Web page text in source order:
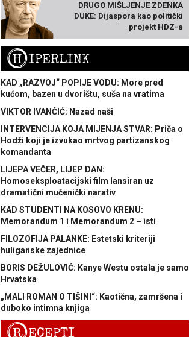
DRUGO MIŠLJENJE ZDENKA
DUKE: Dijaspora kao politički
projekt HDZ-a
HIPERLINK
KAD „RAZVOJ“ POPIJE VODU: More pred
kućom, bazen u dvorištu, suša na vratima
VIKTOR IVANČIĆ: Nazad naši
INTERVENCIJA KOJA MIJENJA STVAR: Priča o
Hodži koji je izvukao mrtvog partizanskog
komandanta
LIJEPA VEČER, LIJEP DAN:
Homoseksploatacijski film lansiran uz
dramatični mučenički narativ
KAD STUDENTI NA KOSOVO KRENU:
Memorandum 1 i Memorandum 2 – isti
FILOZOFIJA PALANKE: Estetski kriteriji
huliganske zajednice
BORIS DEŽULOVIĆ: Kanye Westu ostala je samo
Hrvatska
„MALI ROMAN O TIŠINI“: Kaotična, zamršena i
duboko intimna knjiga
ECEPTI